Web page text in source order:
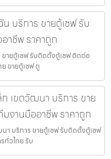
บริการ ขายตู้เซฟ รับ
าชีพ ราคาถูก
ขายตู้เซฟ รับติดตั้งตู้เซฟ ติดต่อ
ขายตู้เซฟ ตู
เขตวัฒนา บริการ ขาย
งานมืออาชีพ ราคาถูก
า บริการ ขายตู้เซฟ รับติดตั้งตู้เซฟ
ทั่วไทย รับ